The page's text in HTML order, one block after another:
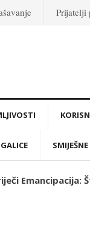
Prijatelji
Emancipacija: